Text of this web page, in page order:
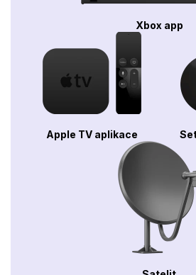
Xbox app
Apple TV aplikace